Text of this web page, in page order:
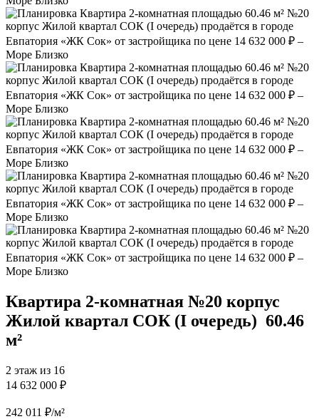
Квартира 2‑комнатная №20 корпус
Жилой квартал СОК (I очередь) 60.46
м²
2 этаж из 16
14 632 000 ₽
242 011 ₽/м²